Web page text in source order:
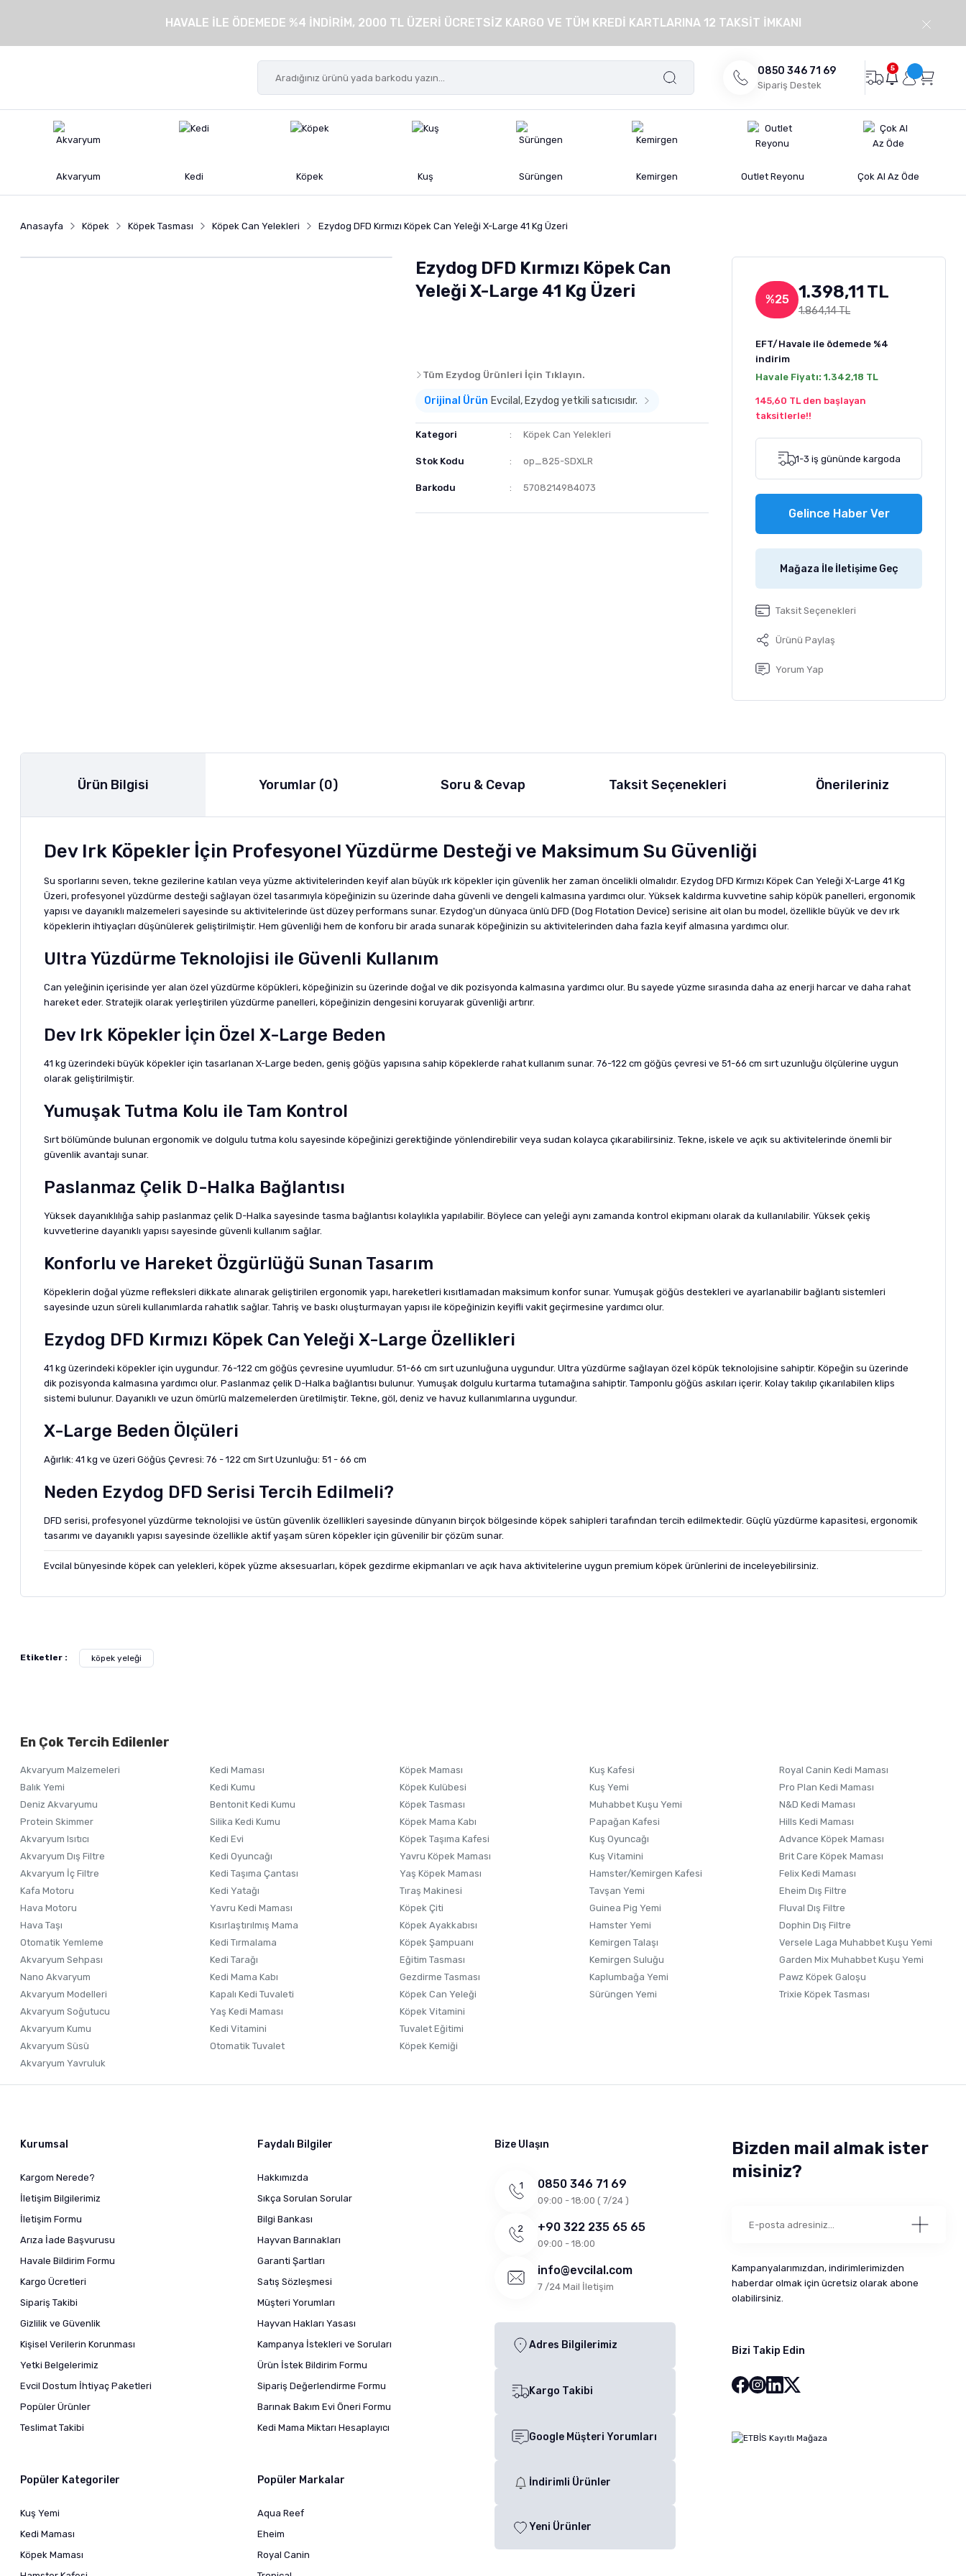
HAVALE İLE ÖDEMEDE %4 İNDİRİM, 2000 TL ÜZERİ ÜCRETSİZ KARGO VE TÜM KREDİ KARTLARINA 12 TAKSİT İMKANI
0850 346 71 69
Sipariş Destek
5
Akvaryum Kedi Köpek Kuş Sürüngen Kemirgen Outlet Reyonu Çok Al Az Öde
Anasayfa Köpek Köpek Tasması Köpek Can Yelekleri Ezydog DFD Kırmızı Köpek Can Yeleği X-Large 41 Kg Üzeri
Ezydog DFD Kırmızı Köpek Can
Yeleği X-Large 41 Kg Üzeri
Tüm Ezydog Ürünleri İçin Tıklayın.
Orijinal Ürün Evcilal, Ezydog yetkili satıcısıdır.
Kategori Köpek Can Yelekleri
Stok Kodu op_825-SDXLR
Barkodu 5708214984073
%25 1.398,11 TL
1.864,14 TL
EFT/Havale ile ödemede %4
indirim
Havale Fiyatı: 1.342,18 TL
145,60 TL den başlayan
taksitlerle!!
1-3 iş gününde kargoda
Gelince Haber Ver
Mağaza İle İletişime Geç
Taksit Seçenekleri
Ürünü Paylaş
Yorum Yap
Ürün Bilgisi Yorumlar (0) Soru & Cevap Taksit Seçenekleri Önerileriniz
Dev Irk Köpekler İçin Profesyonel Yüzdürme Desteği ve Maksimum Su Güvenliği
Su sporlarını seven, tekne gezilerine katılan veya yüzme aktivitelerinden keyif alan büyük ırk köpekler için güvenlik her zaman öncelikli olmalıdır. Ezydog DFD Kırmızı Köpek Can Yeleği X-Large 41 Kg
Üzeri, profesyonel yüzdürme desteği sağlayan özel tasarımıyla köpeğinizin su üzerinde daha güvenli ve dengeli kalmasına yardımcı olur. Yüksek kaldırma kuvvetine sahip köpük panelleri, ergonomik
yapısı ve dayanıklı malzemeleri sayesinde su aktivitelerinde üst düzey performans sunar. Ezydog'un dünyaca ünlü DFD (Dog Flotation Device) serisine ait olan bu model, özellikle büyük ve dev ırk
köpeklerin ihtiyaçları düşünülerek geliştirilmiştir. Hem güvenliği hem de konforu bir arada sunarak köpeğinizin su aktivitelerinden daha fazla keyif almasına yardımcı olur.
Ultra Yüzdürme Teknolojisi ile Güvenli Kullanım
Can yeleğinin içerisinde yer alan özel yüzdürme köpükleri, köpeğinizin su üzerinde doğal ve dik pozisyonda kalmasına yardımcı olur. Bu sayede yüzme sırasında daha az enerji harcar ve daha rahat
hareket eder. Stratejik olarak yerleştirilen yüzdürme panelleri, köpeğinizin dengesini koruyarak güvenliği artırır.
Dev Irk Köpekler İçin Özel X-Large Beden
41 kg üzerindeki büyük köpekler için tasarlanan X-Large beden, geniş göğüs yapısına sahip köpeklerde rahat kullanım sunar. 76-122 cm göğüs çevresi ve 51-66 cm sırt uzunluğu ölçülerine uygun
olarak geliştirilmiştir.
Yumuşak Tutma Kolu ile Tam Kontrol
Sırt bölümünde bulunan ergonomik ve dolgulu tutma kolu sayesinde köpeğinizi gerektiğinde yönlendirebilir veya sudan kolayca çıkarabilirsiniz. Tekne, iskele ve açık su aktivitelerinde önemli bir
güvenlik avantajı sunar.
Paslanmaz Çelik D-Halka Bağlantısı
Yüksek dayanıklılığa sahip paslanmaz çelik D-Halka sayesinde tasma bağlantısı kolaylıkla yapılabilir. Böylece can yeleği aynı zamanda kontrol ekipmanı olarak da kullanılabilir. Yüksek çekiş
kuvvetlerine dayanıklı yapısı sayesinde güvenli kullanım sağlar.
Konforlu ve Hareket Özgürlüğü Sunan Tasarım
Köpeklerin doğal yüzme refleksleri dikkate alınarak geliştirilen ergonomik yapı, hareketleri kısıtlamadan maksimum konfor sunar. Yumuşak göğüs destekleri ve ayarlanabilir bağlantı sistemleri
sayesinde uzun süreli kullanımlarda rahatlık sağlar. Tahriş ve baskı oluşturmayan yapısı ile köpeğinizin keyifli vakit geçirmesine yardımcı olur.
Ezydog DFD Kırmızı Köpek Can Yeleği X-Large Özellikleri
41 kg üzerindeki köpekler için uygundur. 76-122 cm göğüs çevresine uyumludur. 51-66 cm sırt uzunluğuna uygundur. Ultra yüzdürme sağlayan özel köpük teknolojisine sahiptir. Köpeğin su üzerinde
dik pozisyonda kalmasına yardımcı olur. Paslanmaz çelik D-Halka bağlantısı bulunur. Yumuşak dolgulu kurtarma tutamağına sahiptir. Tamponlu göğüs askıları içerir. Kolay takılıp çıkarılabilen klips
sistemi bulunur. Dayanıklı ve uzun ömürlü malzemelerden üretilmiştir. Tekne, göl, deniz ve havuz kullanımlarına uygundur.
X-Large Beden Ölçüleri
Ağırlık: 41 kg ve üzeri Göğüs Çevresi: 76 - 122 cm Sırt Uzunluğu: 51 - 66 cm
Neden Ezydog DFD Serisi Tercih Edilmeli?
DFD serisi, profesyonel yüzdürme teknolojisi ve üstün güvenlik özellikleri sayesinde dünyanın birçok bölgesinde köpek sahipleri tarafından tercih edilmektedir. Güçlü yüzdürme kapasitesi, ergonomik
tasarımı ve dayanıklı yapısı sayesinde özellikle aktif yaşam süren köpekler için güvenilir bir çözüm sunar.
Evcilal bünyesinde köpek can yelekleri, köpek yüzme aksesuarları, köpek gezdirme ekipmanları ve açık hava aktivitelerine uygun premium köpek ürünlerini de inceleyebilirsiniz.
Ürün fiyatı diğer sitelerden daha pahalı.
Bu ürüne benzer farklı alternatifler olmalı.
Etiketler : köpek yeleği
En Çok Tercih Edilenler
Akvaryum Malzemeleri
Balık Yemi
Deniz Akvaryumu
Protein Skimmer
Akvaryum Isıtıcı
Akvaryum Dış Filtre
Akvaryum İç Filtre
Kafa Motoru
Hava Motoru
Hava Taşı
Otomatik Yemleme
Akvaryum Sehpası
Nano Akvaryum
Akvaryum Modelleri
Akvaryum Soğutucu
Akvaryum Kumu
Akvaryum Süsü
Akvaryum Yavruluk
Kedi Maması
Kedi Kumu
Bentonit Kedi Kumu
Silika Kedi Kumu
Kedi Evi
Kedi Oyuncağı
Kedi Taşıma Çantası
Kedi Yatağı
Yavru Kedi Maması
Kısırlaştırılmış Mama
Kedi Tırmalama
Kedi Tarağı
Kedi Mama Kabı
Kapalı Kedi Tuvaleti
Yaş Kedi Maması
Kedi Vitamini
Otomatik Tuvalet
Köpek Maması
Köpek Kulübesi
Köpek Tasması
Köpek Mama Kabı
Köpek Taşıma Kafesi
Yavru Köpek Maması
Yaş Köpek Maması
Tıraş Makinesi
Köpek Çiti
Köpek Ayakkabısı
Köpek Şampuanı
Eğitim Tasması
Gezdirme Tasması
Köpek Can Yeleği
Köpek Vitamini
Tuvalet Eğitimi
Köpek Kemiği
Kuş Kafesi
Kuş Yemi
Muhabbet Kuşu Yemi
Papağan Kafesi
Kuş Oyuncağı
Kuş Vitamini
Hamster/Kemirgen Kafesi
Tavşan Yemi
Guinea Pig Yemi
Hamster Yemi
Kemirgen Talaşı
Kemirgen Suluğu
Kaplumbağa Yemi
Sürüngen Yemi
Royal Canin Kedi Maması
Pro Plan Kedi Maması
N&D Kedi Maması
Hills Kedi Maması
Advance Köpek Maması
Brit Care Köpek Maması
Felix Kedi Maması
Eheim Dış Filtre
Fluval Dış Filtre
Dophin Dış Filtre
Versele Laga Muhabbet Kuşu Yemi
Garden Mix Muhabbet Kuşu Yemi
Pawz Köpek Galoşu
Trixie Köpek Tasması
Kurumsal
Kargom Nerede?
İletişim Bilgilerimiz
İletişim Formu
Arıza İade Başvurusu
Havale Bildirim Formu
Kargo Ücretleri
Sipariş Takibi
Gizlilik ve Güvenlik
Kişisel Verilerin Korunması
Yetki Belgelerimiz
Evcil Dostum İhtiyaç Paketleri
Popüler Ürünler
Teslimat Takibi
Faydalı Bilgiler
Hakkımızda
Sıkça Sorulan Sorular
Bilgi Bankası
Hayvan Barınakları
Garanti Şartları
Satış Sözleşmesi
Müşteri Yorumları
Hayvan Hakları Yasası
Kampanya İstekleri ve Soruları
Ürün İstek Bildirim Formu
Sipariş Değerlendirme Formu
Barınak Bakım Evi Öneri Formu
Kedi Mama Miktarı Hesaplayıcı
Popüler Kategoriler
Kuş Yemi
Kedi Maması
Köpek Maması
Popüler Markalar
Aqua Reef
Eheim
Royal Canin
Bize Ulaşın
0850 346 71 69
09:00 - 18:00 ( 7/24 )
+90 322 235 65 65
09:00 - 18:00
info@evcilal.com
7 /24 Mail İletişim
Adres Bilgilerimiz
Kargo Takibi
Google Müşteri Yorumları
İndirimli Ürünler
Yeni Ürünler
Bizden mail almak ister
misiniz?
Kampanyalarımızdan, indirimlerimizden
haberdar olmak için ücretsiz olarak abone
olabilirsiniz.
Bizi Takip Edin